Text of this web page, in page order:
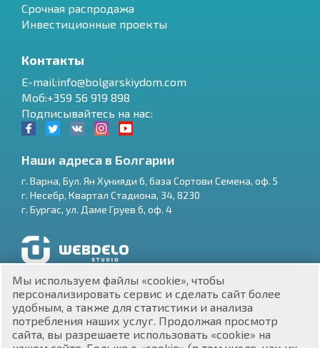
$
₽
₴
Срочная распродажа
Инвестиционные проекты
Контакты
E-mail:info@bolgarskiydom.com
Моб:+359 56 919 898
Подписывайтесь на нас:
Наши адреса в Болгарии
г. Варна, Бул. Ян Хунияди 6, база Сортови Семена, оф. 5
г. Несебр, Квартал Стадиона, 34, 8230
г. Бургас, ул. Даме Груев 6, оф. 4
Разработка и SEO продвижение сайтов
Мы используем файлы «cookie», чтобы
персонализировать сервис и сделать сайт более
удобным, а также для статистики и анализа
потребления наших услуг. Продолжая просмотр
сайта, вы разрешаете использовать «cookie» на